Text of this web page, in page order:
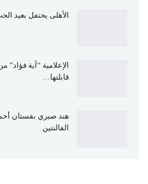
الأهلى يحتفل بعيد
الإعلامية “آية
قابلتها…
هند صبري بفستان
الفالنتين